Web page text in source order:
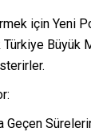
için Yeni
Türkiye
Geçen